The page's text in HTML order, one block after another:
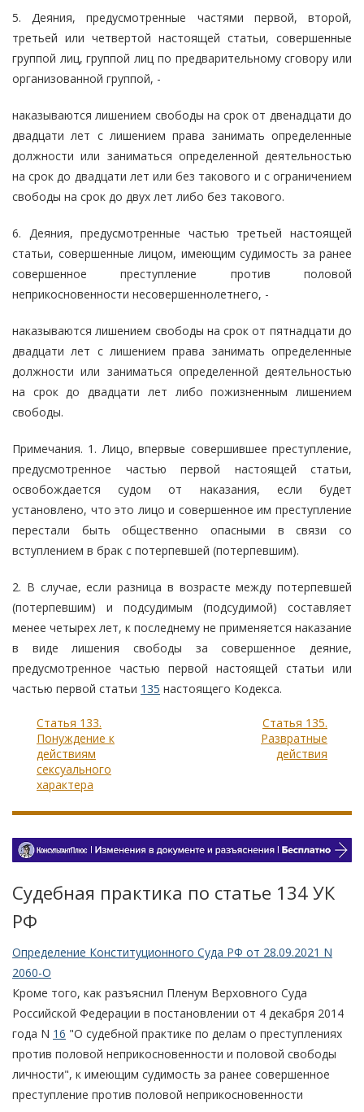
5. Деяния, предусмотренные частями первой, второй,
третьей или четвертой настоящей статьи, совершенные
группой лиц, группой лиц по предварительному сговору или
организованной группой, -
наказываются лишением свободы на срок от двенадцати до
двадцати лет с лишением права занимать определенные
должности или заниматься определенной деятельностью
на срок до двадцати лет или без такового и с ограничением
свободы на срок до двух лет либо без такового.
6. Деяния, предусмотренные частью третьей настоящей
статьи, совершенные лицом, имеющим судимость за ранее
совершенное преступление против половой
неприкосновенности несовершеннолетнего, -
наказываются лишением свободы на срок от пятнадцати до
двадцати лет с лишением права занимать определенные
должности или заниматься определенной деятельностью
на срок до двадцати лет либо пожизненным лишением
свободы.
Примечания. 1. Лицо, впервые совершившее преступление,
предусмотренное частью первой настоящей статьи,
освобождается судом от наказания, если будет
установлено, что это лицо и совершенное им преступление
перестали быть общественно опасными в связи со
вступлением в брак с потерпевшей (потерпевшим).
2. В случае, если разница в возрасте между потерпевшей
(потерпевшим) и подсудимым (подсудимой) составляет
менее четырех лет, к последнему не применяется наказание
в виде лишения свободы за совершенное деяние,
предусмотренное частью первой настоящей статьи или
частью первой статьи 135 настоящего Кодекса.
Статья 133.
Понуждение к
действиям
сексуального
характера
Статья 135.
Развратные
действия
Судебная практика по статье 134 УК
РФ
Определение Конституционного Суда РФ от 28.09.2021 N
2060-О
Кроме того, как разъяснил Пленум Верховного Суда
Российской Федерации в постановлении от 4 декабря 2014
года N 16 "О судебной практике по делам о преступлениях
против половой неприкосновенности и половой свободы
личности", к имеющим судимость за ранее совершенное
преступление против половой неприкосновенности